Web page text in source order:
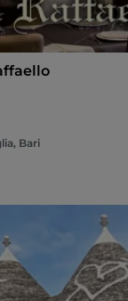
Bari